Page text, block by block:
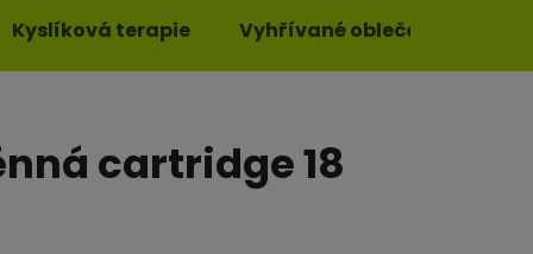
KOŠÍK
Kyslíková terapie Vyhřívané oblečení
cartridge 18